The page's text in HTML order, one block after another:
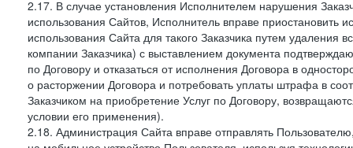
2.17. В случае установления Исполнителем нарушения
использования Сайтов, Исполнитель вправе приостановить
использования Сайта для такого Заказчика путем
компании Заказчика) с выставлением документа
по Договору и отказаться от исполнения Договора в
о расторжении Договора и потребовать уплаты штрафа в
Заказчиком на приобретение Услуг по Договору,
условии его применения).
2.18. Администрация Сайта вправе отправлять